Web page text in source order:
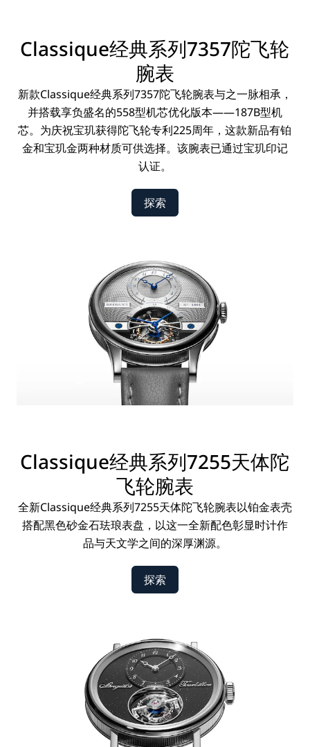
Classique经典系列7357陀飞轮
腕表
新款Classique经典系列7357陀飞轮腕表与之一脉相承，
并搭载享负盛名的558型机芯优化版本——187B型机
芯。为庆祝宝玑获得陀飞轮专利225周年，这款新品有铂
金和宝玑金两种材质可供选择。该腕表已通过宝玑印记
认证。
探索
Classique经典系列7255天体陀
飞轮腕表
全新Classique经典系列7255天体陀飞轮腕表以铂金表壳
搭配黑色砂金石珐琅表盘，以这一全新配色彰显时计作
品与天文学之间的深厚渊源。
探索